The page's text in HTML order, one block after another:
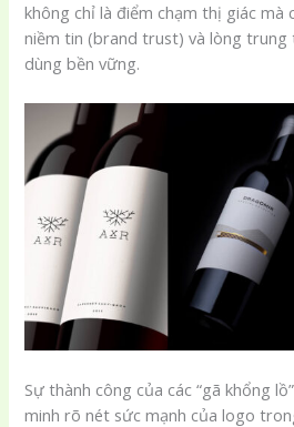
không chỉ là điểm chạm thị giác mà
niềm tin (brand trust) và lòng trung
dùng bền vững.
Sự thành công của các “gã khổng
minh rõ nét sức mạnh của logo